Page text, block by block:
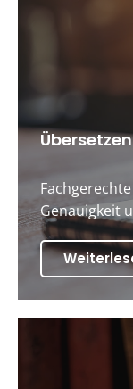
Übersetzen
Genauigkeit